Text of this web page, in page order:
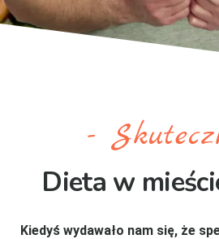
-
Dieta w
Kiedyś wydawało nam się, że